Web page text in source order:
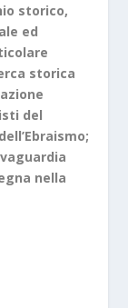
storico,
ed
storica
del
nella